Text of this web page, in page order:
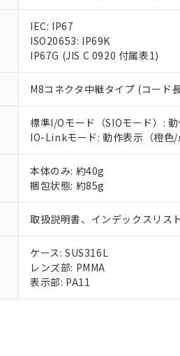
IEC: IP67
ISO20653: IP69K
IP67G (JIS C 0920 付属表1)
M8コネクタ中継タイプ (コード
標準I/Oモード（SIOモード）:
IO-Linkモード: 動作表示（橙色/
本体のみ: 約40g
梱包状態: 約85g
取扱説明書、インデックスリス
ケース: SUS316L
レンズ部: PMMA
表示部: PA11